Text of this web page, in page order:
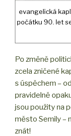
evangelická
počátku 90. let
Po změně
zcela zničené
s úspěchem –
pravidelně
jsou použity na
město Semily –
znát!